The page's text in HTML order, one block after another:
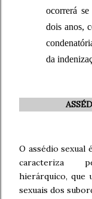
ocorrerá
dois anos,
da
O assédio sexual
caracteriza
hierárquico, que
sexuais dos